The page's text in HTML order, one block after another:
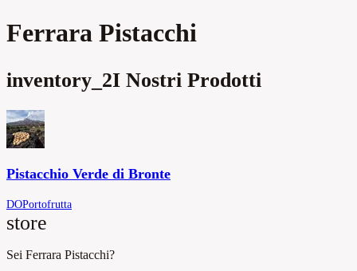
Ferrara Pistacchi
inventory_2I Nostri Prodotti
Pistacchio Verde di Bronte
DOPortofrutta
store
Sei Ferrara Pistacchi?